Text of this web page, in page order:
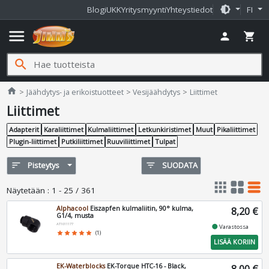
BlogiUKKYritysmyyntiYhteystiedot brightness_medium FI
menu person shopping_cart
search
home Jimms.fi
Jäähdytys- ja erikoistuotteet Vesijäähdytys Liittimet
Liittimet
Adapterit Karaliittimet Kulmaliittimet Letkunkiristimet Muut Pikaliittimet
Plugin-liittimet Putkiliittimet Ruuviliittimet Tulpat
sort Pisteytys filter_list SUODATA
Näytetään : 1 - 25 / 361 apps grid_view table_rows
Alphacool Eiszapfen kulmaliitin, 90° kulma,
G1/4, musta
AT1011177
star star star star star (1)
8,20 €
fiber_manual_recordVarastossa
LISÄÄ KORIIN
EK-WaterblocksEK-Torque HTC-16 - Black,